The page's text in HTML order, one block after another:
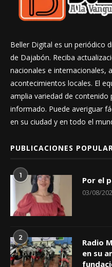
Beller Digital es un periódico
de Dajabón. Reciba
nacionales e internacionales,
acontecimientos locales. El
amplia variedad de contenido
informado. Puede averiguar
en su ciudad y en todo el
PUBLICACIONES
1 Por el
03/08/
2
Radio
en su